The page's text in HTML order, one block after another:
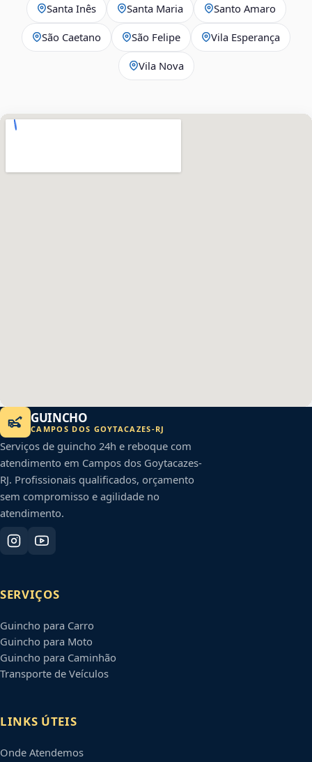
Santa Inês Santa Maria Santo Amaro
São Caetano São Felipe Vila Esperança
Vila Nova
GUINCHO
CAMPOS DOS GOYTACAZES-RJ
Serviços de guincho 24h e reboque com
atendimento em Campos dos Goytacazes-
RJ. Profissionais qualificados, orçamento
sem compromisso e agilidade no
atendimento.
SERVIÇOS
Guincho para Carro
Guincho para Moto
Guincho para Caminhão
Transporte de Veículos
LINKS ÚTEIS
Onde Atendemos